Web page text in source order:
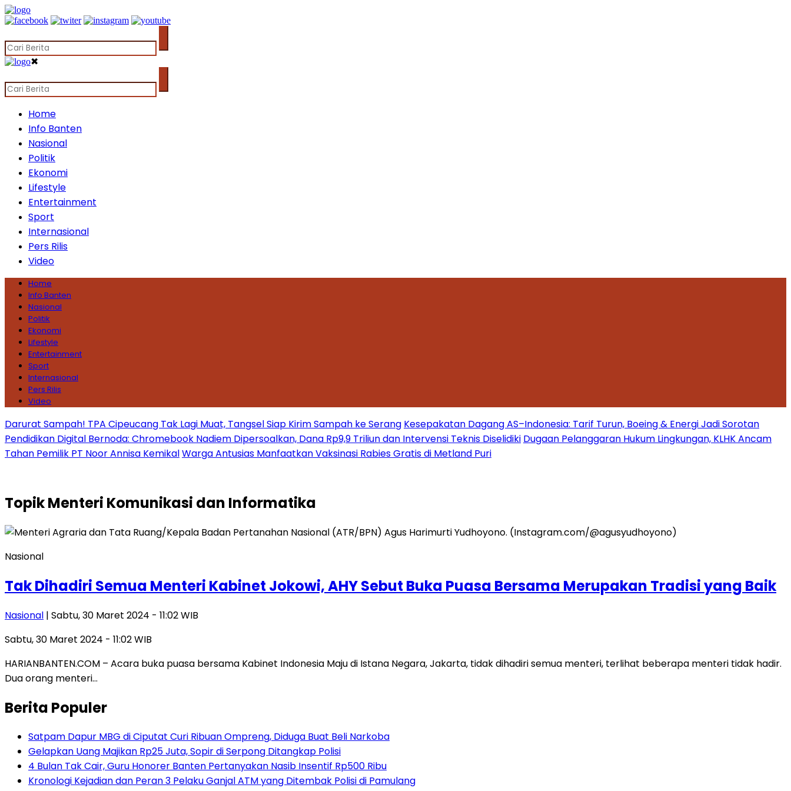
✖
Home
Info Banten
Nasional
Politik
Ekonomi
Lifestyle
Entertainment
Sport
Internasional
Pers Rilis
Video
Home
Info Banten
Nasional
Politik
Ekonomi
Lifestyle
Entertainment
Sport
Internasional
Pers Rilis
Video
Darurat Sampah! TPA Cipeucang Tak Lagi Muat, Tangsel Siap Kirim Sampah ke Serang Kesepakatan Dagang AS–Indonesia: Tarif Turun, Boeing & Energi Jadi Sorotan
Pendidikan Digital Bernoda: Chromebook Nadiem Dipersoalkan, Dana Rp9,9 Triliun dan Intervensi Teknis Diselidiki Dugaan Pelanggaran Hukum Lingkungan, KLHK Ancam
Tahan Pemilik PT Noor Annisa KemikalWarga Antusias Manfaatkan Vaksinasi Rabies Gratis di Metland Puri
TopikMenteri Komunikasi dan Informatika
Nasional
Tak Dihadiri Semua Menteri Kabinet Jokowi, AHY Sebut Buka Puasa Bersama Merupakan Tradisi yang Baik
Nasional | Sabtu, 30 Maret 2024 - 11:02 WIB
Sabtu, 30 Maret 2024 - 11:02 WIB
HARIANBANTEN.COM – Acara buka puasa bersama Kabinet Indonesia Maju di Istana Negara, Jakarta, tidak dihadiri semua menteri, terlihat beberapa menteri tidak hadir.
Dua orang menteri…
Berita Populer
Satpam Dapur MBG di Ciputat Curi Ribuan Ompreng, Diduga Buat Beli Narkoba
Gelapkan Uang Majikan Rp25 Juta, Sopir di Serpong Ditangkap Polisi
4 Bulan Tak Cair, Guru Honorer Banten Pertanyakan Nasib Insentif Rp500 Ribu
Kronologi Kejadian dan Peran 3 Pelaku Ganjal ATM yang Ditembak Polisi di Pamulang